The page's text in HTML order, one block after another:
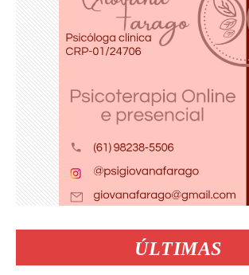
ÚLTIMAS